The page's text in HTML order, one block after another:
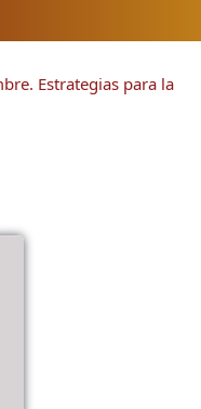
Estrategias para la